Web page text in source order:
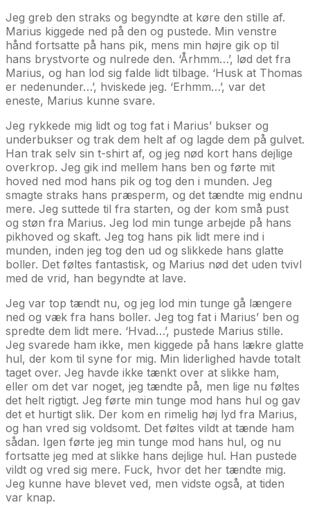
Jeg greb den straks og begyndte at køre den stille af.
Marius kiggede ned på den og pustede. Min venstre
hånd fortsatte på hans pik, mens min højre gik op til
hans brystvorte og nulrede den. ‘Århmm…’, lød det fra
Marius, og han lod sig falde lidt tilbage. ‘Husk at Thomas
er nedenunder…’, hviskede jeg. ‘Erhmm…’, var det
eneste, Marius kunne svare.
Jeg rykkede mig lidt og tog fat i Marius’ bukser og
underbukser og trak dem helt af og lagde dem på gulvet.
Han trak selv sin t-shirt af, og jeg nød kort hans dejlige
overkrop. Jeg gik ind mellem hans ben og førte mit
hoved ned mod hans pik og tog den i munden. Jeg
smagte straks hans præsperm, og det tændte mig endnu
mere. Jeg suttede til fra starten, og der kom små pust
og støn fra Marius. Jeg lod min tunge arbejde på hans
pikhoved og skaft. Jeg tog hans pik lidt mere ind i
munden, inden jeg tog den ud og slikkede hans glatte
boller. Det føltes fantastisk, og Marius nød det uden tvivl
med de vrid, han begyndte at lave.
Jeg var top tændt nu, og jeg lod min tunge gå længere
ned og væk fra hans boller. Jeg tog fat i Marius’ ben og
spredte dem lidt mere. ‘Hvad…’, pustede Marius stille.
Jeg svarede ham ikke, men kiggede på hans lækre glatte
hul, der kom til syne for mig. Min liderlighed havde totalt
taget over. Jeg havde ikke tænkt over at slikke ham,
eller om det var noget, jeg tændte på, men lige nu føltes
det helt rigtigt. Jeg førte min tunge mod hans hul og gav
det et hurtigt slik. Der kom en rimelig høj lyd fra Marius,
og han vred sig voldsomt. Det føltes vildt at tænde ham
sådan. Igen førte jeg min tunge mod hans hul, og nu
fortsatte jeg med at slikke hans dejlige hul. Han pustede
vildt og vred sig mere. Fuck, hvor det her tændte mig.
Jeg kunne have blevet ved, men vidste også, at tiden
var knap.